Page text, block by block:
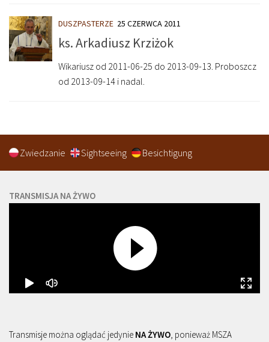
DUSZPASTERZE 25 CZERWCA 2011
ks. Arkadiusz Krziżok
Wikariusz od 2011-06-25 do 2013-09-13. Proboszcz
od 2013-09-14 i nadal.
Zwiedzanie Sightseeing Besichtigung
TRANSMISJA NA ŻYWO
Transmisje można oglądać jedynie NA ŻYWO, ponieważ MSZA